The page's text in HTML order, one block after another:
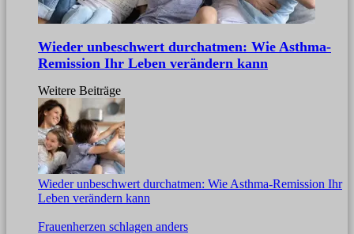
Wieder unbeschwert durchatmen: Wie Asthma-
Remission Ihr Leben verändern kann
Weitere Beiträge
Wieder unbeschwert durchatmen: Wie Asthma-Remission Ihr
Leben verändern kann
Frauenherzen schlagen anders